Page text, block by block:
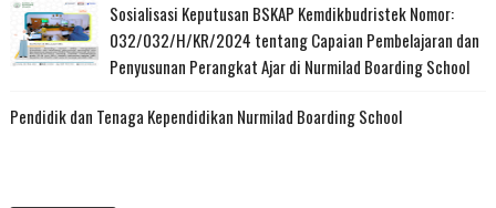
Sosialisasi Keputusan BSKAP Kemdikbudristek Nomor:
032/032/H/KR/2024 tentang Capaian Pembelajaran dan
Penyusunan Perangkat Ajar di Nurmilad Boarding School
Pendidik dan Tenaga Kependidikan Nurmilad Boarding School